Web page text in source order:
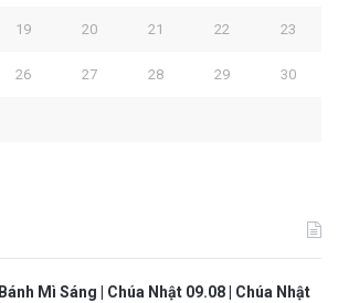
19 20 21 22 23
26 27 28 29 30
Bánh Mì Sáng | Chúa Nhật 09.08 | Chúa Nhật